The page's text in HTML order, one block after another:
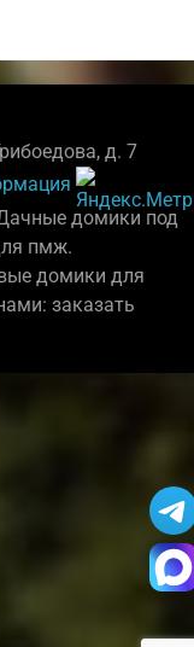
д. 7
домики под
пмж.
домики для
заказать